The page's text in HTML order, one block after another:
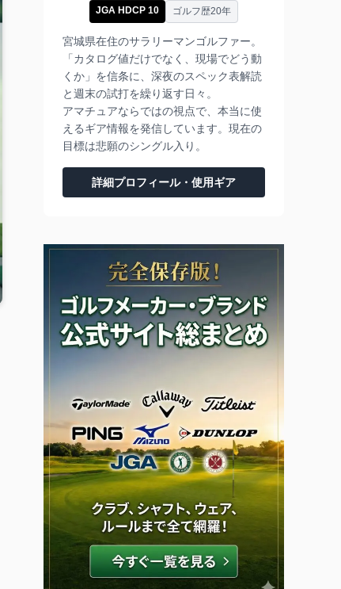
JGA HDCP 10 ゴルフ歴20年
宮城県在住のサラリーマンゴルファー。
「カタログ値だけでなく、現場でどう動
くか」を信条に、深夜のスペック表解読
と週末の試打を繰り返す日々。
アマチュアならではの視点で、本当に使
えるギア情報を発信しています。現在の
目標は悲願のシングル入り。
詳細プロフィール・使用ギア